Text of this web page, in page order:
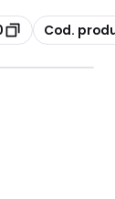
copia
Cod.